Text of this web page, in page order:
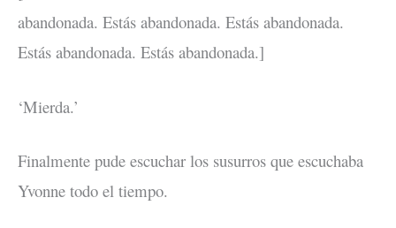
abandonada. Estás abandonada. Estás abandonada.
Estás abandonada. Estás abandonada.]
‘Mierda.’
Finalmente pude escuchar los susurros que escuchaba
Yvonne todo el tiempo.